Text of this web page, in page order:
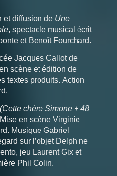
et diffusion de Une
, spectacle musical écrit
et Benoît Fourchard.
Jacques Callot de
scène et édition de
textes produits. Action
(Cette chère Simone + 48
en scène Virginie
Musique Gabriel
sur l’objet Delphine
jeu Laurent Gix et
Phil Colin.